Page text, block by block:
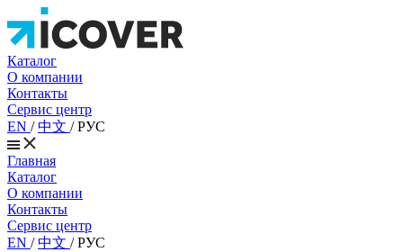
Каталог
О компании
Контакты
Сервис центр
EN /中文 /РУС
Главная
Каталог
О компании
Контакты
Сервис центр
EN /中文 /РУС